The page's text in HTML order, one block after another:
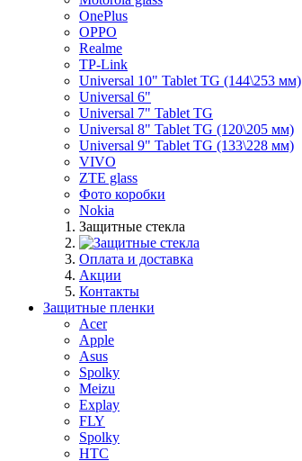
OnePlus
OPPO
Realme
TP-Link
Universal 10" Tablet TG (144\253 мм)
Universal 6"
Universal 7" Tablet TG
Universal 8" Tablet TG (120\205 мм)
Universal 9" Tablet TG (133\228 мм)
VIVO
ZTE glass
Фото коробки
Nokia
Защитные стекла
Оплата и доставка
Акции
Контакты
Защитные пленки
Acer
Apple
Asus
Spolky
Meizu
Explay
FLY
Spolky
HTC